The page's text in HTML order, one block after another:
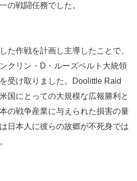
の戦闘任務でした。
た作戦を計画し主導したことで、
クリン・D・ルーズベルト大統領
受け取りました。Doolittle Raid
国にとっての大規模な広報勝利と
の戦争産業に与えられた損害の量
日本人に彼らの故郷が不死身では